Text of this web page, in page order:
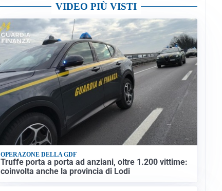
VIDEO PIÙ VISTI
OPERAZONE DELLA GDF
Truffe porta a porta ad anziani, oltre 1.200 vittime:
coinvolta anche la provincia di Lodi